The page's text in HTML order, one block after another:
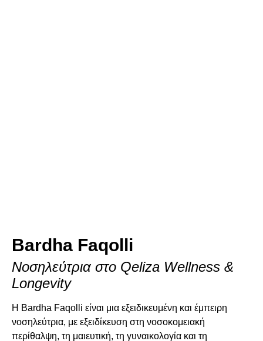
Bardha Faqolli
Νοσηλεύτρια στο Qeliza Wellness &
Longevity
Η Bardha Faqolli είναι μια εξειδικευμένη και έμπειρη
νοσηλεύτρια, με εξειδίκευση στη νοσοκομειακή
περίθαλψη, τη μαιευτική, τη γυναικολογία και τη